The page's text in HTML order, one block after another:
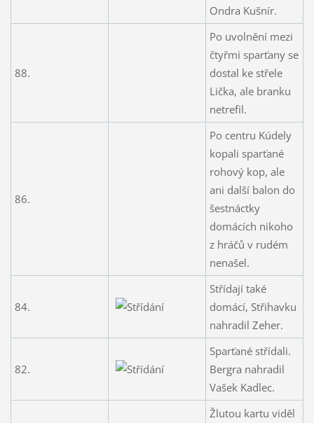
Ondra Kušnír.
88.
Po uvolnění mezi
čtyřmi sparťany se
dostal ke střele
Lička, ale branku
netrefil.
86.
Po centru Kúdely
kopali sparťané
rohový kop, ale
ani další balon do
šestnáctky
domácích nikoho
z hráčů v rudém
nenašel.
84.
Střídají také
domácí, Střihavku
nahradil Zeher.
82.
Sparťané střídali.
Bergra nahradil
Vašek Kadlec.
Žlutou kartu viděl